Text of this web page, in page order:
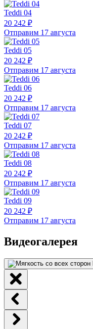
Teddi 04
20 242 ₽
Отправим 17 августа
Teddi 05
20 242 ₽
Отправим 17 августа
Teddi 06
20 242 ₽
Отправим 17 августа
Teddi 07
20 242 ₽
Отправим 17 августа
Teddi 08
20 242 ₽
Отправим 17 августа
Teddi 09
20 242 ₽
Отправим 17 августа
Видеогалерея